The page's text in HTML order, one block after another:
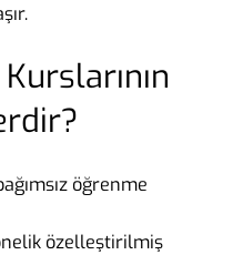
öğrenme
özelleştirilmiş